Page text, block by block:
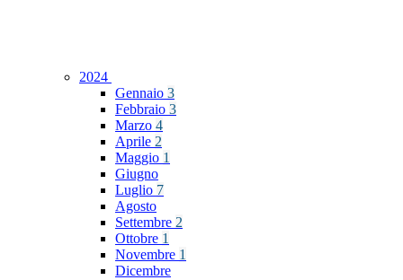
2024
Gennaio 3
Febbraio 3
Marzo 4
Aprile 2
Maggio 1
Giugno
Luglio 7
Agosto
Settembre 2
Ottobre 1
Novembre 1
Dicembre